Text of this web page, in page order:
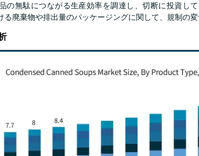
の無駄につながる生産効率を調達し、切断に投資し
る廃棄物や排出量のパッケージングに関して、規制の